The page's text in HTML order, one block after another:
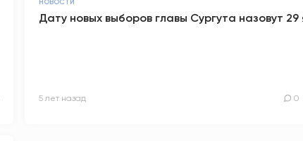
НОВОСТИ
Дату новых выборов главы Сургута назовут 29
5 лет назад 0